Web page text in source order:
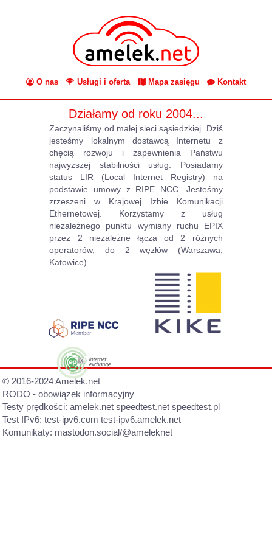
O nas Usługi i oferta Mapa zasięgu Kontakt
Działamy od roku 2004...
Zaczynaliśmy od małej sieci sąsiedzkiej. Dziś
jesteśmy lokalnym dostawcą Internetu z
chęcią rozwoju i zapewnienia Państwu
najwyższej stabilności usług. Posiadamy
status LIR (Local Internet Registry) na
podstawie umowy z RIPE NCC. Jesteśmy
zrzeszeni w Krajowej Izbie Komunikacji
Ethernetowej. Korzystamy z usług
niezależnego punktu wymiany ruchu EPIX
przez 2 niezależne łącza od 2 różnych
operatorów, do 2 węzłów (Warszawa,
Katowice).
© 2016-2024 Amelek.net
RODO - obowiązek informacyjny
Testy prędkości:amelek.net speedtest.net speedtest.pl
Test IPv6:test-ipv6.com test-ipv6.amelek.net
Komunikaty: mastodon.social/@ameleknet